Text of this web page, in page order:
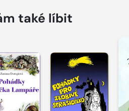
také líbit